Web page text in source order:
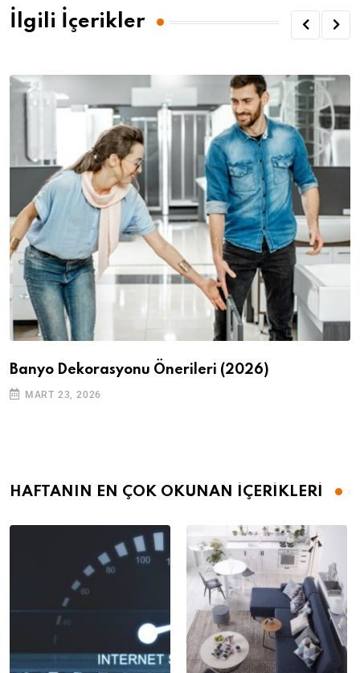
İlgili İçerikler
Banyo Dekorasyonu Önerileri (2026)
MART 23, 2026
HAFTANIN EN ÇOK OKUNAN İÇERİKLERİ